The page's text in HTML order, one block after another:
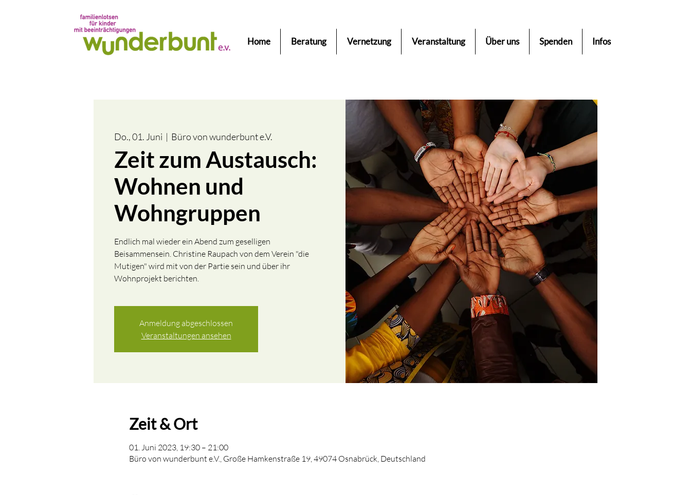
Home Beratung Vernetzung Veranstaltung Über uns Spenden Infos
Do., 01. Juni
  |
Büro von wunderbunt e.V.
Zeit zum Austausch:
Wohnen und
Wohngruppen
Endlich mal wieder ein Abend zum geselligen
Beisammensein. Christine Raupach von dem Verein "die
Mutigen" wird mit von der Partie sein und über ihr
Wohnprojekt berichten.
Anmeldung abgeschlossen
Veranstaltungen ansehen
Zeit & Ort
01. Juni 2023, 19:30 – 21:00
Büro von wunderbunt e.V., Große Hamkenstraße 19, 49074 Osnabrück, Deutschland